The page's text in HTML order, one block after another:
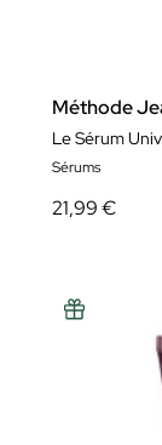
Méthode
Le Sérum
Sérums
21,99 €